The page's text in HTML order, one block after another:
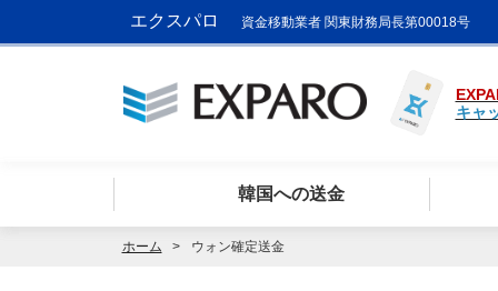
エクスパロ 資金移動業者 関東財務局長第00018号
キャ
韓国への送金
ホーム ウォン確定送金